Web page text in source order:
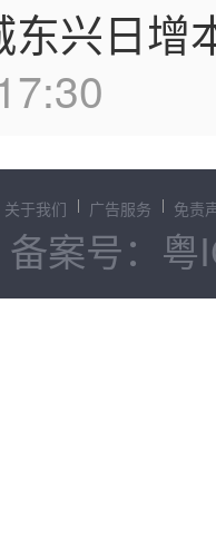
东兴日增
关于我们 广告服务 免责
备案号：粤